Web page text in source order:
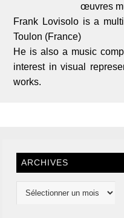
œuvres
Frank Lovisolo is a
Toulon (France)
He is also a music
interest in visual
works.
ARCHIVES